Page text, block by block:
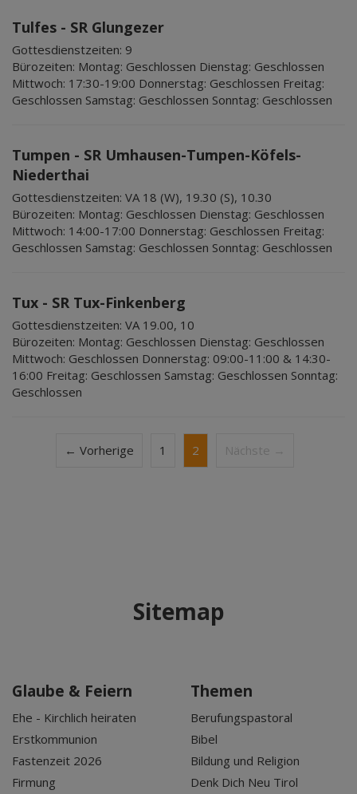
Tulfes - SR Glungezer
Gottesdienstzeiten: 9
Bürozeiten: Montag: Geschlossen Dienstag: Geschlossen
Mittwoch: 17:30-19:00 Donnerstag: Geschlossen Freitag:
Geschlossen Samstag: Geschlossen Sonntag: Geschlossen
Tumpen - SR Umhausen-Tumpen-Köfels-
Niederthai
Gottesdienstzeiten: VA 18 (W), 19.30 (S), 10.30
Bürozeiten: Montag: Geschlossen Dienstag: Geschlossen
Mittwoch: 14:00-17:00 Donnerstag: Geschlossen Freitag:
Geschlossen Samstag: Geschlossen Sonntag: Geschlossen
Tux - SR Tux-Finkenberg
Gottesdienstzeiten: VA 19.00, 10
Bürozeiten: Montag: Geschlossen Dienstag: Geschlossen
Mittwoch: Geschlossen Donnerstag: 09:00-11:00 & 14:30-
16:00 Freitag: Geschlossen Samstag: Geschlossen Sonntag:
Geschlossen
← Vorherige 1 2 Nächste →
Sitemap
Glaube & Feiern
Ehe - Kirchlich heiraten
Erstkommunion
Fastenzeit 2026
Firmung
Themen
Berufungspastoral
Bibel
Bildung und Religion
Denk Dich Neu Tirol